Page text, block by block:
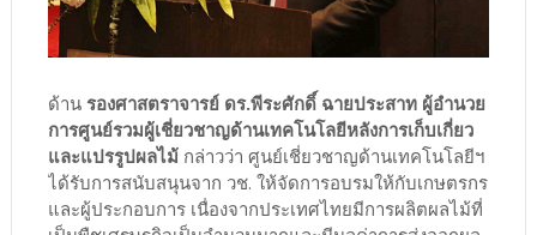
ด้าน รองศาสตราจารย์ ดร.พีระศักดิ์ ฉายประสาท ผู้อำนวย
การศูนย์รวมผู้เชี่ยวชาญด้านเทคโนโลยีหลังการเก็บเกี่ยว
และแปรรูปผลไม้กล่าวว่า ศูนย์เชี่ยวชาญด้านเทคโนโลยีฯ
ได้รับการสนับสนุนจาก วช. ให้จัดการอบรมให้กับเกษตรกร
และผู้ประกอบการ เนื่องจากประเทศไทยมีการผลิตผลไม้ที่